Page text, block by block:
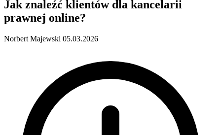
Jak znaleźć klientów dla kancelarii
prawnej online?
Norbert Majewski 05.03.2026